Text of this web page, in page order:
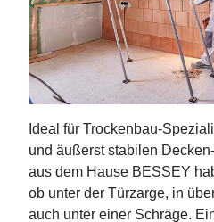
Ideal für Trockenbau-
und äußerst stabilen
aus dem Hause BESSEY
ob unter der Türzarge, in
auch unter einer Schräge.